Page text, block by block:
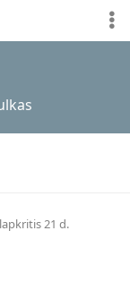
21 d.